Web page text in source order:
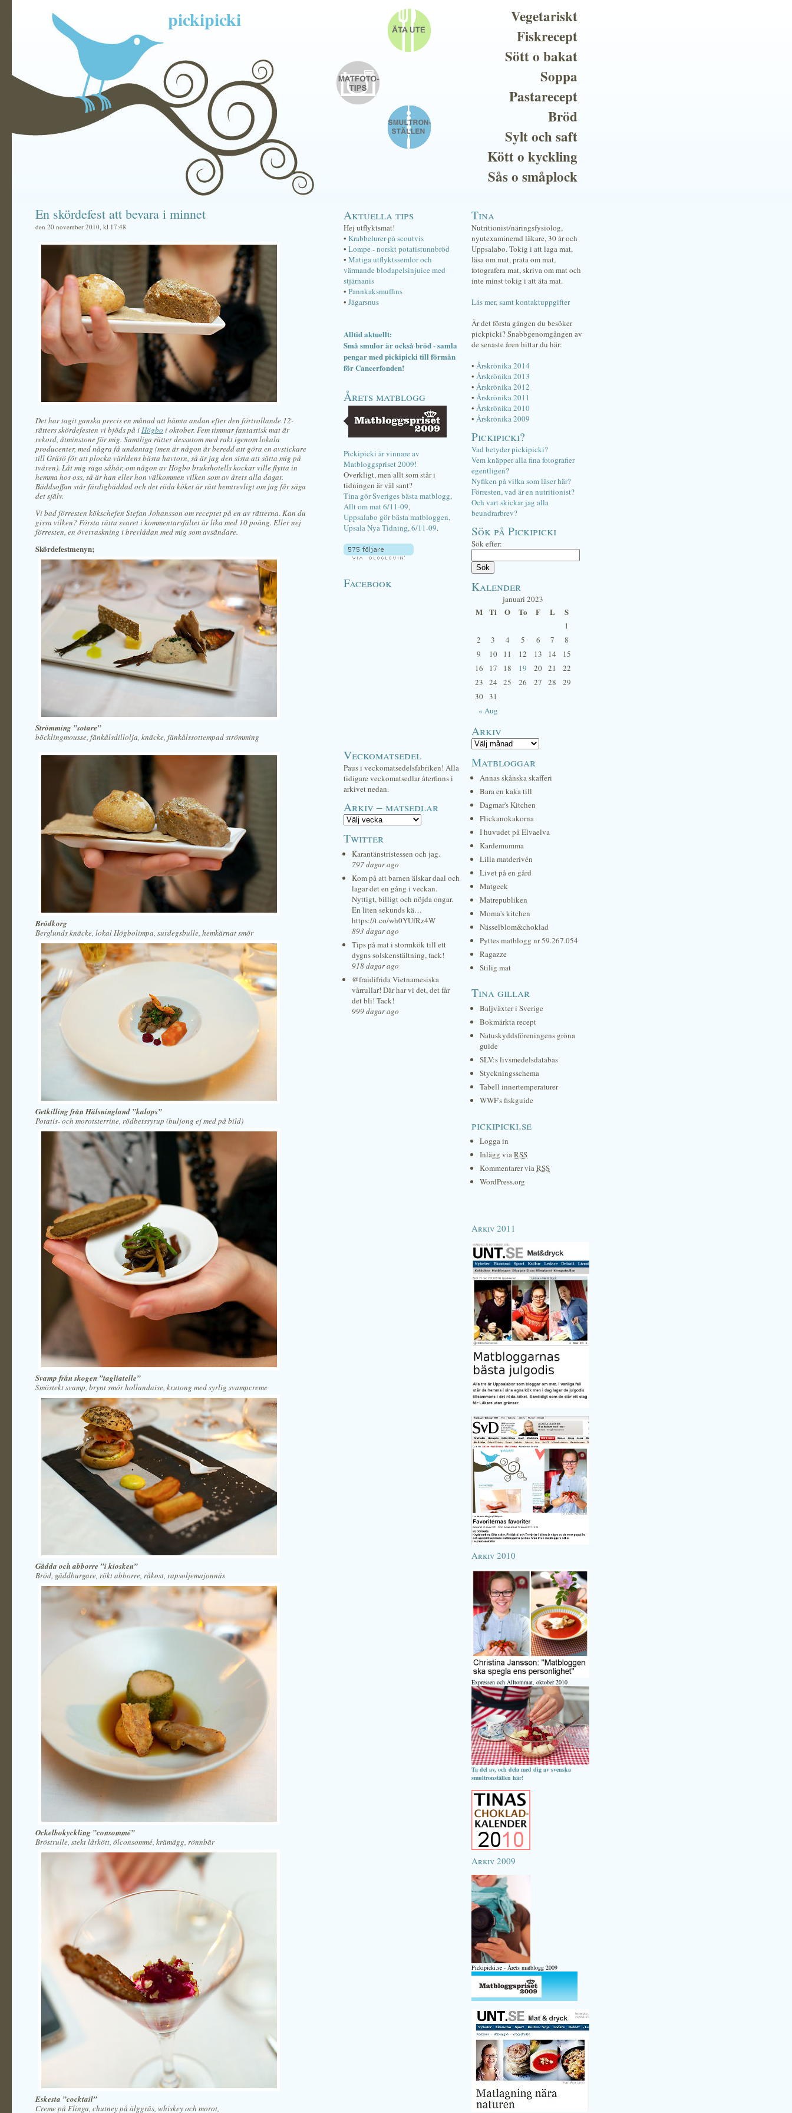
pickipicki
Vegetariskt
Fiskrecept
Sött o bakat
Soppa
Pastarecept
Bröd
Sylt och saft
Kött o kyckling
Sås o småplock
En skördefest att bevara i minnet
den 20 november 2010, kl 17:48
Det har tagit ganska precis en månad att hämta andan efter den förtrollande 12-
rätters skördefesten vi bjöds på iHögbo i oktober. Fem timmar fantastisk mat är
rekord, åtminstone för mig. Samtliga rätter dessutom med rakt igenom lokala
producenter, med några få undantag (men är någon är beredd att göra en avstickare
till Gräsö för att plocka världens bästa havtorn, så är jag den sista att sätta mig på
tvären). Låt mig säga såhär, om någon av Högbo brukshotells kockar ville flytta in
hemma hos oss, så är han eller hon välkommen vilken som av årets alla dagar.
Bäddsoffan står färdigbäddad och det röda köket är rätt hemtrevligt om jag får säga
det själv.
Vi bad förresten kökschefen Stefan Johansson om receptet på en av rätterna. Kan du
gissa vilken? Första rätta svaret i kommentarsfältet är lika med 10 poäng. Eller nej
förresten, en överraskning i brevlådan med mig som avsändare.
Skördefestmenyn;
Strömming ”sotare”
böcklingmousse, fänkålsdillolja, knäcke, fänkålssottempad strömming
Brödkorg
Berglunds knäcke, lokal Högbolimpa, surdegsbulle, hemkärnat smör
Getkilling från Hälsningland ”kalops”
Potatis- och morotsterrine, rödbetssyrup (buljong ej med på bild)
Svamp från skogen ”tagliatelle”
Smöstekt svamp, brynt smör hollandaise, krutong med syrlig svampcreme
Gädda och abborre ”i kiosken”
Bröd, gäddburgare, rökt abborre, råkost, rapsoljemajonnäs
Ockelbokyckling ”consommé”
Bröstrulle, stekt lårkött, ölconsommé, krämägg, rönnbär
Eskesta ”cocktail”
Creme på Flinga, chutney på älggräs, whiskey och morot,
Aktuella tips
Hej utflyktsmat!
• Krabbelurer på scoutvis
• Lompe - norskt potatistunnbröd
• Matiga utflyktssemlor och
värmande blodapelsinjuice med
stjärnanis
• Pannkaksmuffins
• Jägarsnus
Alltid aktuellt:
Små smulor är också bröd - samla
pengar med pickipicki till förmån
för Cancerfonden!
Årets matblogg
Pickipicki är vinnare av
Matbloggspriset 2009!
Overkligt, men allt som står i
tidningen är väl sant?
Tina gör Sveriges bästa matblogg,
Allt om mat 6/11-09,
Uppsalabo gör bästa matbloggen,
Upsala Nya Tidning, 6/11-09.
Facebook
Veckomatsedel
Paus i veckomatsedelsfabriken! Alla
tidigare veckomatsedlar återfinns i
arkivet nedan.
Arkiv – matsedlar
Twitter
Karantänstristessen och jag.
797 dagar ago
Kom på att barnen älskar daal och
lagar det en gång i veckan.
Nyttigt, billigt och nöjda ongar.
En liten sekunds kä…
https://t.co/wh0YUfRz4W
893 dagar ago
Tips på mat i stormkök till ett
dygns solskenstältning, tack!
918 dagar ago
@fraidifrida Vietnamesiska
vårrullar! Där har vi det, det får
det bli! Tack!
999 dagar ago
Tina
Nutritionist/näringsfysiolog,
nyutexaminerad läkare, 30 år och
Uppsalabo. Tokig i att laga mat,
läsa om mat, prata om mat,
fotografera mat, skriva om mat och
inte minst tokig i att äta mat.
Läs mer, samt kontaktuppgifter
Är det första gången du besöker
pickpicki? Snabbgenomgången av
de senaste åren hittar du här:
• Årskrönika 2014
• Årskrönika 2013
• Årskrönika 2012
• Årskrönika 2011
• Årskrönika 2010
• Årskrönika 2009
Pickipicki?
Vad betyder pickipicki?
Vem knäpper alla fina fotografier
egentligen?
Nyfiken på vilka som läser här?
Förresten, vad är en nutritionist?
Och vart skickar jag alla
beundrarbrev?
Sök på Pickipicki
Sök efter:
Kalender
januari 2023
M Ti O To F L S
« Aug
1
2
3 4 5 6 7
8
9
10 11 12 13 14
15
16
17 18 19 20 21
22
23
24 25 26 27 28
29
30 31
Arkiv
Matbloggar
Annas skånska skafferi
Bara en kaka till
Dagmar's Kitchen
Flickanokakorna
I huvudet på Elvaelva
Kardemumma
Lilla matderivén
Livet på en gård
Matgeek
Matrepubliken
Moma's kitchen
Nässelblom&choklad
Pyttes matblogg nr 59.267.054
Ragazze
Stilig mat
Tina gillar
Baljväxter i Sverige
Bokmärkta recept
Natuskyddsföreningens gröna
guide
SLV:s livsmedelsdatabas
Styckningsschema
Tabell innertemperaturer
WWF's fiskguide
pickipicki.se
Logga in
Inlägg viaRSS
Kommentarer viaRSS
WordPress.org
Arkiv 2011
Arkiv 2010
Expressen och Alltommat, oktober 2010
Ta del av, och dela med dig av svenska
smultronställen här!
Arkiv 2009
Pickipicki.se - Årets matblogg 2009